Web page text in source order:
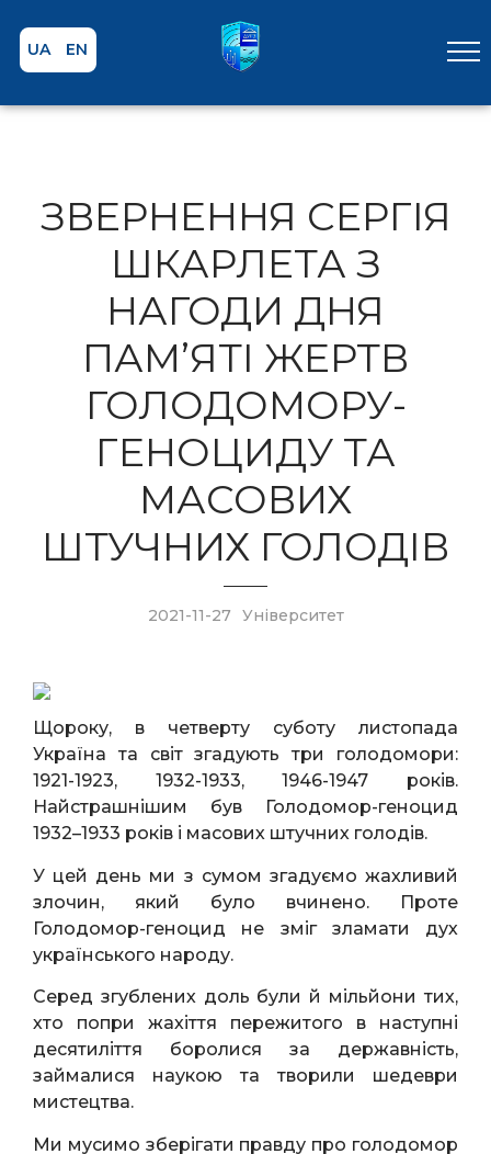
UA EN
ЗВЕРНЕННЯ СЕРГІЯ
ШКАРЛЕТА З
НАГОДИ ДНЯ
ПАМ’ЯТІ ЖЕРТВ
ГОЛОДОМОРУ-
ГЕНОЦИДУ ТА
МАСОВИХ
ШТУЧНИХ ГОЛОДІВ
2021-11-27 Університет
Щороку, в четверту суботу листопада
Україна та світ згадують три голодомори:
1921-1923, 1932-1933, 1946-1947 років.
Найстрашнішим був Голодомор-геноцид
1932–1933 років і масових штучних голодів.
У цей день ми з сумом згадуємо жахливий
злочин, який було вчинено. Проте
Голодомор-геноцид не зміг зламати дух
українського народу.
Серед згублених доль були й мільйони тих,
хто попри жахіття пережитого в наступні
десятиліття боролися за державність,
займалися наукою та творили шедеври
мистецтва.
Ми мусимо зберігати правду про голодомор